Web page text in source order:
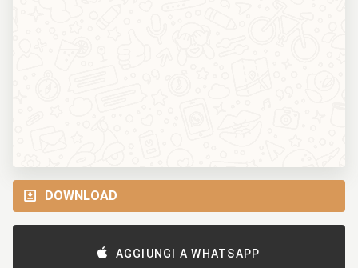
DOWNLOAD
AGGIUNGI A WHATSAPP